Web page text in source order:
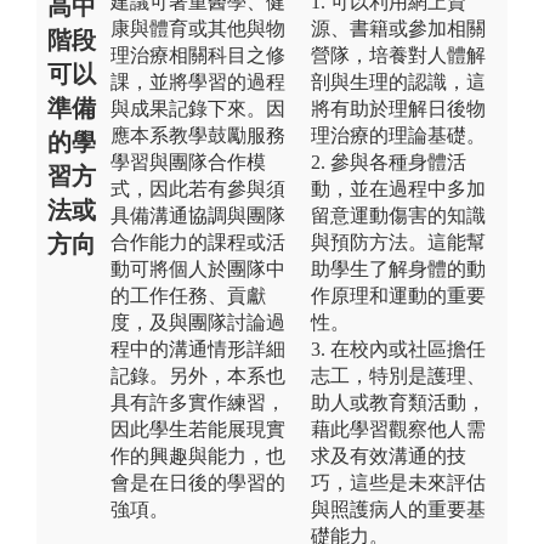
高中
階段
可以
準備
的學
習方
法或
方向
康與體育或其他與物
理治療相關科目之修
課，並將學習的過程
與成果記錄下來。因
應本系教學鼓勵服務
學習與團隊合作模
式，因此若有參與須
具備溝通協調與團隊
合作能力的課程或活
動可將個人於團隊中
的工作任務、貢獻
度，及與團隊討論過
程中的溝通情形詳細
記錄。另外，本系也
具有許多實作練習，
因此學生若能展現實
作的興趣與能力，也
會是在日後的學習的
強項。
源、書籍或參加相關
營隊，培養對人體解
剖與生理的認識，這
將有助於理解日後物
理治療的理論基礎。
2. 參與各種身體活
動，並在過程中多加
留意運動傷害的知識
與預防方法。這能幫
助學生了解身體的動
作原理和運動的重要
性。
3. 在校內或社區擔任
志工，特別是護理、
助人或教育類活動，
藉此學習觀察他人需
求及有效溝通的技
巧，這些是未來評估
與照護病人的重要基
礎能力。